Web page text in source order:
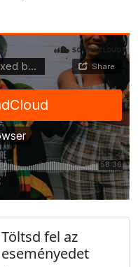
Töltsd fel az
eseményedet